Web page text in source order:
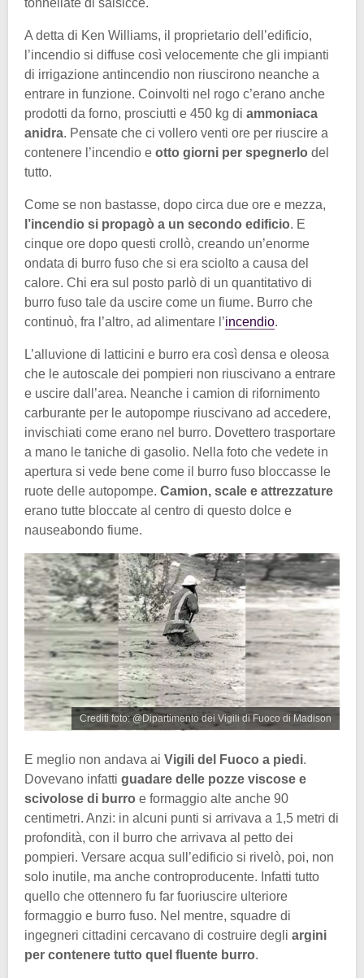
A detta di Ken Williams, il proprietario dell’edificio,
l’incendio si diffuse così velocemente che gli impianti
di irrigazione antincendio non riuscirono neanche a
entrare in funzione. Coinvolti nel rogo c’erano anche
prodotti da forno, prosciutti e 450 kg di ammoniaca
anidra. Pensate che ci vollero venti ore per riuscire a
contenere l’incendio e otto giorni per spegnerlo del
tutto.
Come se non bastasse, dopo circa due ore e mezza,
l’incendio si propagò a un secondo edificio. E
cinque ore dopo questi crollò, creando un’enorme
ondata di burro fuso che si era sciolto a causa del
calore. Chi era sul posto parlò di un quantitativo di
burro fuso tale da uscire come un fiume. Burro che
continuò, fra l’altro, ad alimentare l’incendio.
L’alluvione di latticini e burro era così densa e oleosa
che le autoscale dei pompieri non riuscivano a entrare
e uscire dall’area. Neanche i camion di rifornimento
carburante per le autopompe riuscivano ad accedere,
invischiati come erano nel burro. Dovettero trasportare
a mano le taniche di gasolio. Nella foto che vedete in
apertura si vede bene come il burro fuso bloccasse le
ruote delle autopompe. Camion, scale e attrezzature
erano tutte bloccate al centro di questo dolce e
nauseabondo fiume.
Crediti foto: @Dipartimento dei Vigili di Fuoco di Madison
E meglio non andava ai Vigili del Fuoco a piedi.
Dovevano infatti guadare delle pozze viscose e
scivolose di burro e formaggio alte anche 90
centimetri. Anzi: in alcuni punti si arrivava a 1,5 metri di
profondità, con il burro che arrivava al petto dei
pompieri. Versare acqua sull’edificio si rivelò, poi, non
solo inutile, ma anche controproducente. Infatti tutto
quello che ottennero fu far fuoriuscire ulteriore
formaggio e burro fuso. Nel mentre, squadre di
ingegneri cittadini cercavano di costruire degli argini
per contenere tutto quel fluente burro.